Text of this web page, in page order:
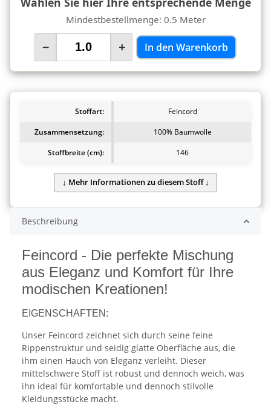
Mindestbestellmenge: 0.5 Meter
− + In den Warenkorb
Stoffart:
Feincord
Zusammensetzung:
100% Baumwolle
Stoffbreite (cm):
146
Beschreibung
Feincord - Die perfekte Mischung
aus Eleganz und Komfort für Ihre
modischen Kreationen!
EIGENSCHAFTEN:
Unser Feincord zeichnet sich durch seine feine
Rippenstruktur und seidig glatte Oberfläche aus, die
ihm einen Hauch von Eleganz verleiht. Dieser
mittelschwere Stoff ist robust und dennoch weich, was
ihn ideal für komfortable und dennoch stilvolle
Kleidungsstücke macht.